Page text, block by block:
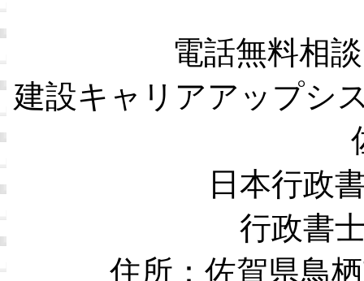
電話無料相
建設キャリアアップシ
日本行政
行政書
住所：佐賀県鳥